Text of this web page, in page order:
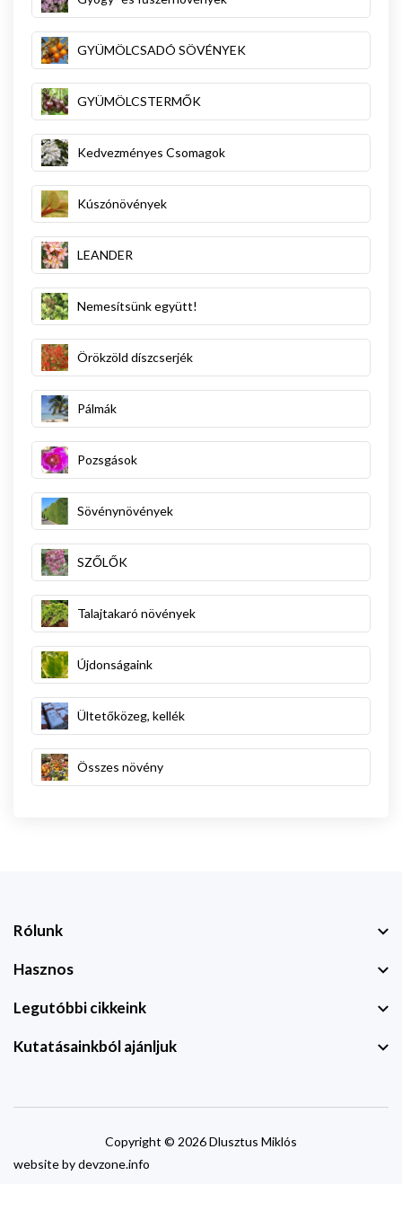
GYÜMÖLCSADÓ SÖVÉNYEK
GYÜMÖLCSTERMŐK
Kedvezményes Csomagok
Kúszónövények
LEANDER
Nemesítsünk együtt!
Örökzöld díszcserjék
Pálmák
Pozsgások
Sövénynövények
SZŐLŐK
Talajtakaró növények
Újdonságaink
Ültetőközeg, kellék
Összes növény
Rólunk
Hasznos
Legutóbbi cikkeink
Kutatásainkból ajánljuk
Copyright © 2026 Dlusztus Miklós
website bydevzone.info